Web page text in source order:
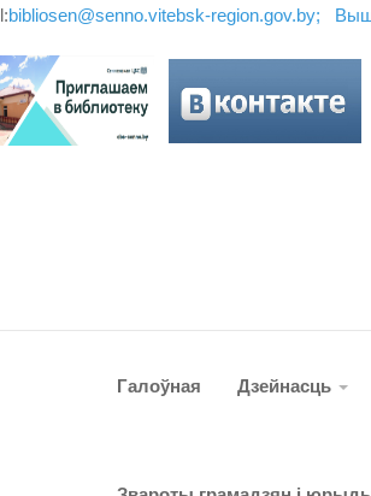
bibliosen@senno.vitebsk-region.gov.by;
Галоўная Дзейнасць